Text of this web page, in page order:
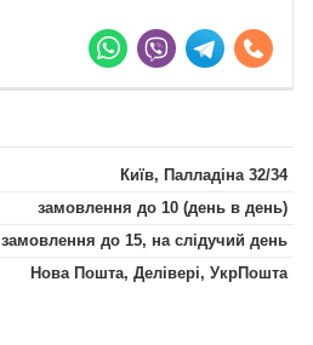
Київ, Палладіна 32/34
замовлення до 10 (день в день)
замовлення до 15, на слідучий день
Нова Пошта, Делівері, УкрПошта